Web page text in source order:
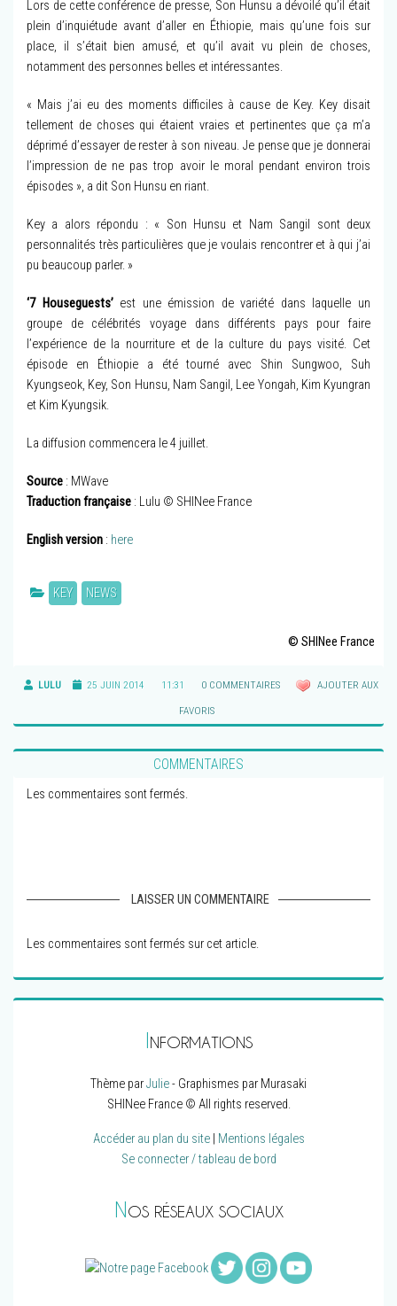
Lors de cette conférence de presse, Son Hunsu a dévoilé qu’il était
plein d’inquiétude avant d’aller en Éthiopie, mais qu’une fois sur
place, il s’était bien amusé, et qu’il avait vu plein de choses,
notamment des personnes belles et intéressantes.
« Mais j’ai eu des moments difficiles à cause de Key. Key disait
tellement de choses qui étaient vraies et pertinentes que ça m’a
déprimé d’essayer de rester à son niveau. Je pense que je donnerai
l’impression de ne pas trop avoir le moral pendant environ trois
épisodes », a dit Son Hunsu en riant.
Key a alors répondu : « Son Hunsu et Nam Sangil sont deux
personnalités très particulières que je voulais rencontrer et à qui j’ai
pu beaucoup parler. »
‘7 Houseguests’est une émission de variété dans laquelle un
groupe de célébrités voyage dans différents pays pour faire
l’expérience de la nourriture et de la culture du pays visité. Cet
épisode en Éthiopie a été tourné avec Shin Sungwoo, Suh
Kyungseok, Key, Son Hunsu, Nam Sangil, Lee Yongah, Kim Kyungran
et Kim Kyungsik.
La diffusion commencera le 4 juillet.
Source : MWave
Traduction française : Lulu © SHINee France
English version : here
KEY NEWS
© SHINee France
LULU 25 JUIN 2014 11:31 0 COMMENTAIRES AJOUTER AUX
FAVORIS
COMMENTAIRES
Les commentaires sont fermés.
LAISSER UN COMMENTAIRE
Les commentaires sont fermés sur cet article.
NFORMATIONS
Thème parJulie- Graphismes par Murasaki
SHINee France © All rights reserved.
Accéder au plan du site| Mentions légales
Se connecter / tableau de bord
N OS RÉSEAUX SOCIAUX